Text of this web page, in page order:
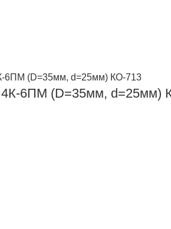
4К-6ПМ (D=35мм, d=25мм)